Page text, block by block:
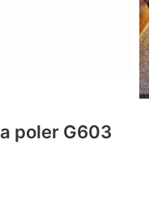
poler G603